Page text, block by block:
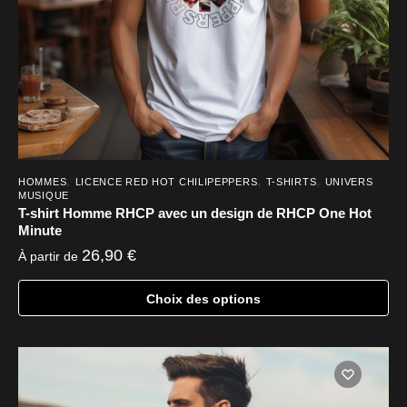
produit
HOMMES, LICENCE RED HOT CHILIPEPPERS, T-SHIRTS, UNIVERS
MUSIQUE
T-shirt Homme RHCP avec un design de RHCP One Hot
Minute
À partir de 26,90 €
Choix des options
produit
plusieurs